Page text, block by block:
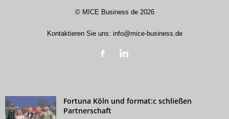
© MICE Business de2026
Kontaktieren Sie uns: info@mice-business.de
Fortuna Köln und format:c schließen
Partnerschaft